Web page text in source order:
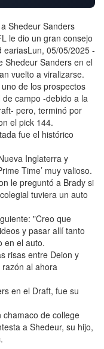
Shedeur Sanders
le dio un gran consejo
eariasLun, 05/05/2025 -
Shedeur Sanders en el
vuelto a viralizarse.
de los prospectos
campo -debido a la
pero, terminó por
el pick 144.
fue el histórico
Inglaterra y
Time’ muy valioso.
le preguntó a Brady si
tuviera un auto
"Creo que
y pasar allí tanto
en el auto.
risas entre Deion y
al ahora
en el Draft, fue su
chamaco de college
a Shedeur, su hijo,